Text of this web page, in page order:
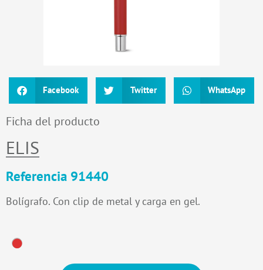
Facebook Twitter WhatsApp
Ficha del producto
ELIS
Referencia 91440
Bolígrafo. Con clip de metal y carga en gel.